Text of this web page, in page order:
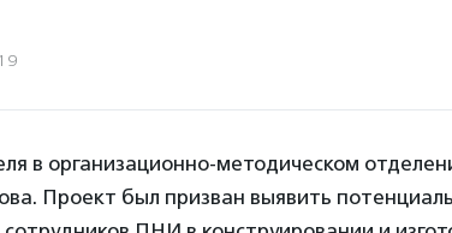
в организационно-методическом
Проект был призван выявить